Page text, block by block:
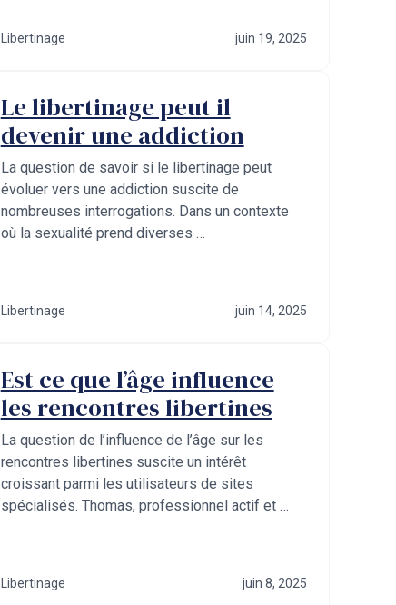
Libertinage juin 19, 2025
Le libertinage peut il
devenir une addiction
La question de savoir si le libertinage peut
évoluer vers une addiction suscite de
nombreuses interrogations. Dans un contexte
où la sexualité prend diverses …
Libertinage juin 14, 2025
Est ce que l’âge influence
les rencontres libertines
La question de l’influence de l’âge sur les
rencontres libertines suscite un intérêt
croissant parmi les utilisateurs de sites
spécialisés. Thomas, professionnel actif et …
Libertinage juin 8, 2025